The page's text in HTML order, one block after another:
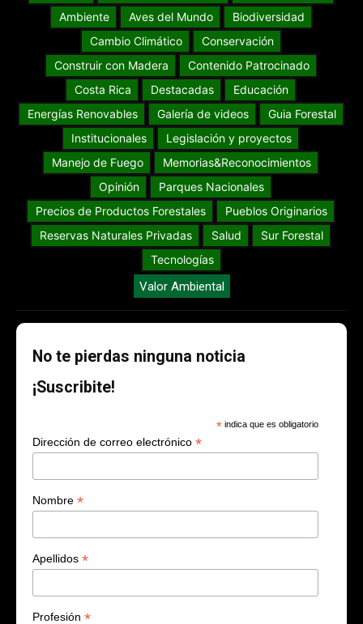
Ambiente
Aves del Mundo
Biodiversidad
Cambio Climático
Conservación
Construir con Madera
Contenido Patrocinado
Costa Rica
Destacadas
Educación
Energías Renovables
Galería de videos
Guia Forestal
Institucionales
Legislación y proyectos
Manejo de Fuego
Memorias&Reconocimientos
Opinión
Parques Nacionales
Precios de Productos Forestales
Pueblos Originarios
Reservas Naturales Privadas
Salud
Sur Forestal
Tecnologías
Valor Ambiental
No te pierdas ninguna noticia
¡Suscribite!
* indica que es obligatorio
Dirección de correo electrónico *
Nombre *
Apellidos *
Profesión *